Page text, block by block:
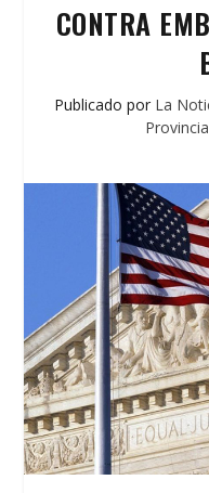
CONTRA
Publicado por La
Provincia